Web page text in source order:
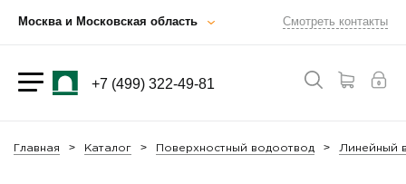
Москва и Московская область Смотреть контакты
+7 (499) 322-49-81
Главная Каталог Поверхностный водоотвод Линейный